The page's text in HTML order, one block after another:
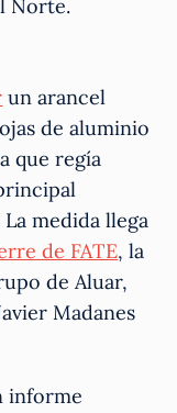
Norte.
un arancel
de aluminio
que regía
medida llega
de FATE, la
de Aluar,
Madanes
informe